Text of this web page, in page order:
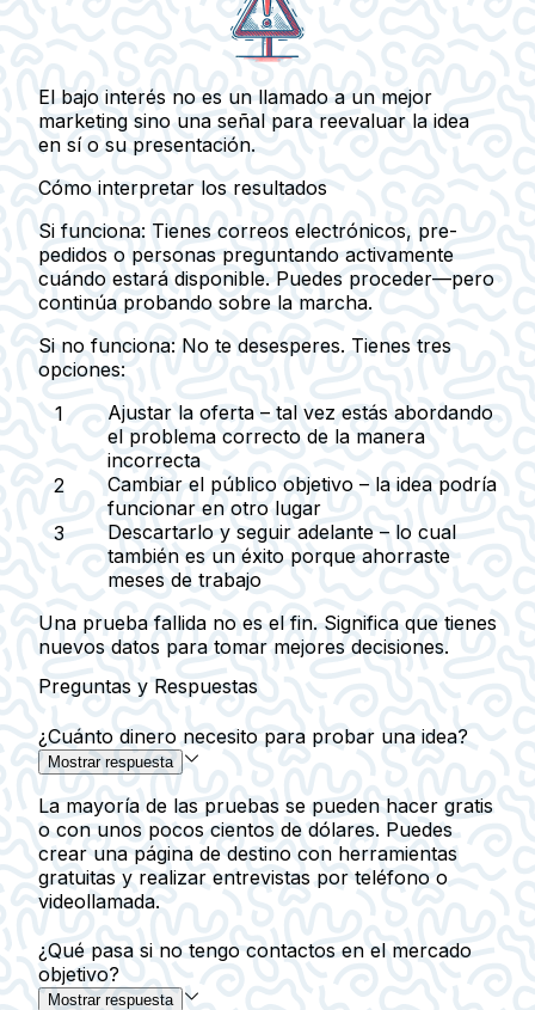
El bajo interés no es un llamado a un mejor
marketing sino una señal para reevaluar la idea
en sí o su presentación.
Cómo interpretar los resultados
Si funciona: Tienes correos electrónicos, pre-
pedidos o personas preguntando activamente
cuándo estará disponible. Puedes proceder—pero
continúa probando sobre la marcha.
Si no funciona: No te desesperes. Tienes tres
opciones:
Ajustar la oferta – tal vez estás abordando
el problema correcto de la manera
incorrecta
Cambiar el público objetivo – la idea podría
funcionar en otro lugar
Descartarlo y seguir adelante – lo cual
también es un éxito porque ahorraste
meses de trabajo
Una prueba fallida no es el fin. Significa que tienes
nuevos datos para tomar mejores decisiones.
Preguntas y Respuestas
¿Cuánto dinero necesito para probar una idea?
Mostrar respuesta
La mayoría de las pruebas se pueden hacer gratis
o con unos pocos cientos de dólares. Puedes
crear una página de destino con herramientas
gratuitas y realizar entrevistas por teléfono o
videollamada.
¿Qué pasa si no tengo contactos en el mercado
objetivo?
Mostrar respuesta